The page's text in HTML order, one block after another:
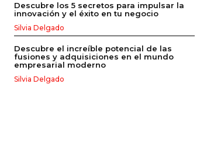
Descubre los 5 secretos para impulsar la
innovación y el éxito en tu negocio
Silvia Delgado
Descubre el increíble potencial de las
fusiones y adquisiciones en el mundo
empresarial moderno
Silvia Delgado